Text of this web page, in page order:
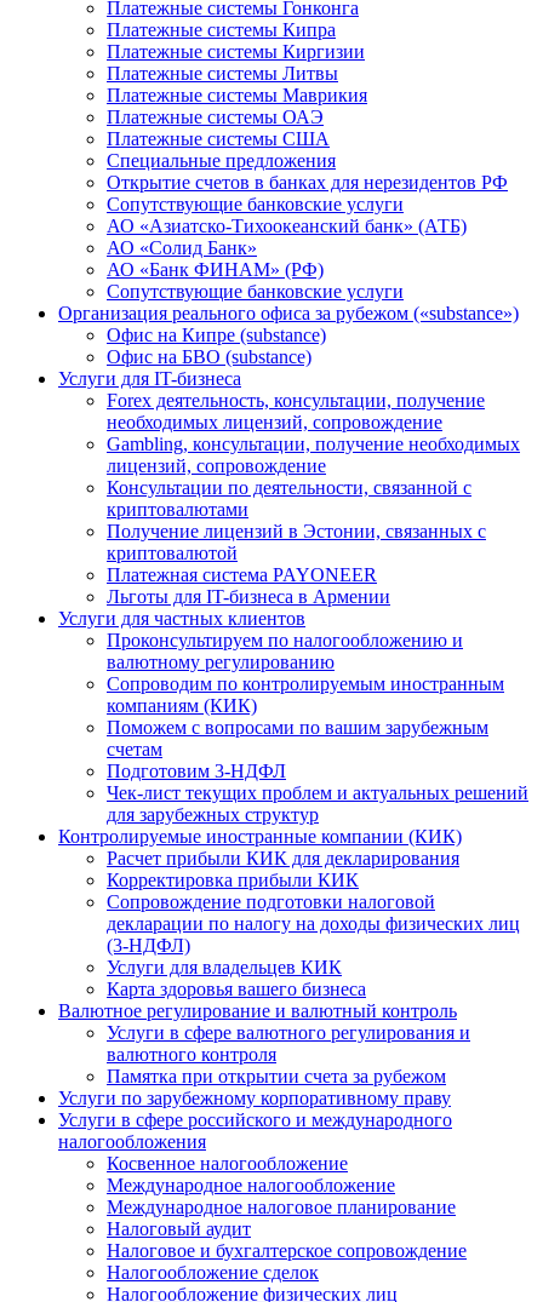
Платежные системы Гонконга
Платежные системы Кипра
Платежные системы Киргизии
Платежные системы Литвы
Платежные системы Маврикия
Платежные системы ОАЭ
Платежные системы США
Специальные предложения
Открытие счетов в банках для нерезидентов РФ
Сопутствующие банковские услуги
АО «Азиатско-Тихоокеанский банк» (АТБ)
АО «Солид Банк»
АО «Банк ФИНАМ» (РФ)
Сопутствующие банковские услуги
Организация реального офиса за рубежом («substance»)
Офис на Кипре (substance)
Офис на БВО (substance)
Услуги для IT-бизнеса
Forex деятельность, консультации, получение
необходимых лицензий, сопровождение
Gambling, консультации, получение необходимых
лицензий, сопровождение
Консультации по деятельности, связанной с
криптовалютами
Получение лицензий в Эстонии, связанных с
криптовалютой
Платежная система PAYONEER
Льготы для IT-бизнеса в Армении
Услуги для частных клиентов
Проконсультируем по налогообложению и
валютному регулированию
Сопроводим по контролируемым иностранным
компаниям (КИК)
Поможем с вопросами по вашим зарубежным
счетам
Подготовим 3-НДФЛ
Чек-лист текущих проблем и актуальных решений
для зарубежных структур
Контролируемые иностранные компании (КИК)
Расчет прибыли КИК для декларирования
Корректировка прибыли КИК
Сопровождение подготовки налоговой
декларации по налогу на доходы физических лиц
(3-НДФЛ)
Услуги для владельцев КИК
Карта здоровья вашего бизнеса
Валютное регулирование и валютный контроль
Услуги в сфере валютного регулирования и
валютного контроля
Памятка при открытии счета за рубежом
Услуги по зарубежному корпоративному праву
Услуги в сфере российского и международного
налогообложения
Косвенное налогообложение
Международное налогообложение
Международное налоговое планирование
Налоговый аудит
Налоговое и бухгалтерское сопровождение
Налогообложение сделок
Налогообложение физических лиц